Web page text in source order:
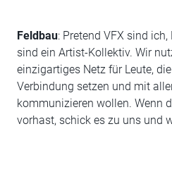
Feldbau: Pretend VFX sind
sind ein Artist-Kollektiv. Wir
einzigartiges Netz für Leute,
Verbindung setzen und mit
kommunizieren wollen. Wenn
vorhast, schick es zu uns und